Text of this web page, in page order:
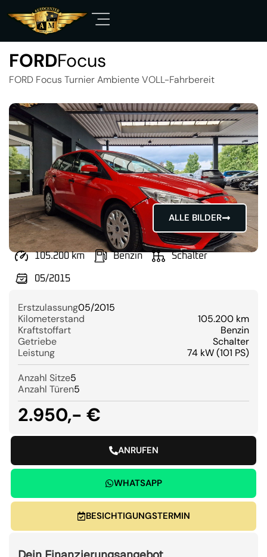
FORDFocus
FORD Focus Turnier Ambiente VOLL-Fahrbereit
ALLE BILDER
105.200 km Benzin Schalter
05/2015
Erstzulassung05/2015
Kilometerstand
105.200 km
Kraftstoffart
Benzin
Getriebe
Schalter
Leistung
74 kW (101 PS)
Anzahl Sitze5
Anzahl Türen5
2.950,- €
ANRUFEN
WHATSAPP
BESICHTIGUNGSTERMIN